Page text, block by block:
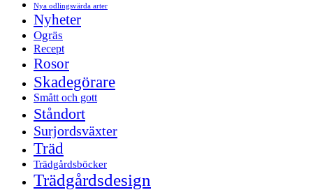
Nya odlingsvärda arter
Nyheter
Ogräs
Recept
Rosor
Skadegörare
Smått och gott
Ståndort
Surjordsväxter
Träd
Trädgårdsböcker
Trädgårdsdesign